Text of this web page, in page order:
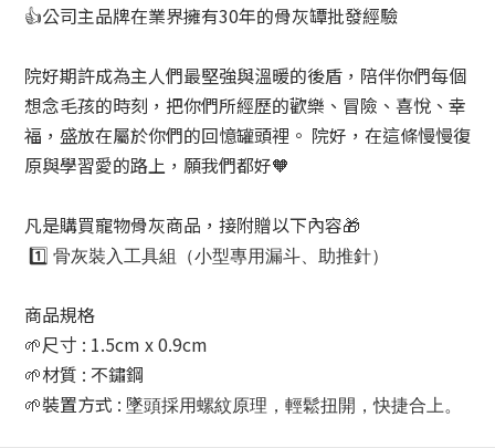
👍公司主品牌在業界擁有30年的骨灰罈批發經驗
院好期許成為主人們最堅強與溫暖的後盾，陪伴你們每個
想念毛孩的時刻，把你們所經歷的歡樂、冒險、喜悅、幸
福，盛放在屬於你們的回憶罐頭裡。 院好，在這條慢慢復
原與學習愛的路上，願我們都好🧡
凡是購買寵物骨灰商品，接附贈以下內容🎁
1️⃣ 骨灰裝入工具組（小型專用漏斗、助推針）
商品規格
🌱尺寸 : 1.5cm x 0.9cm
🌱材質 : 不鏽鋼
🌱裝置方式 : 墜頭採用螺紋原理，輕鬆扭開，快捷合上。